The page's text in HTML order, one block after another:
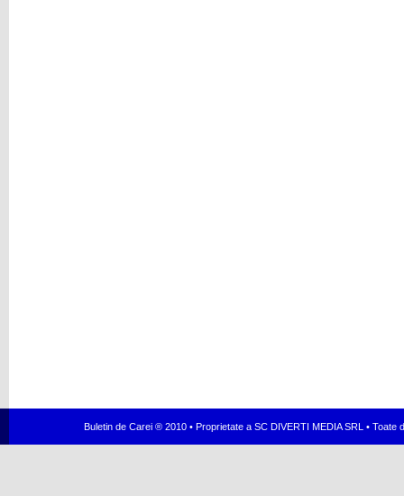
Buletin de Carei ® 2010 • Proprietate a SC DIVERTI MEDIA SRL •